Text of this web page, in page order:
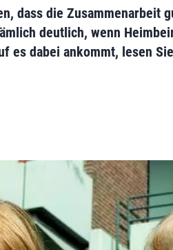
dass die Zusammenarbeit
deutlich, wenn
es dabei ankommt, lesen